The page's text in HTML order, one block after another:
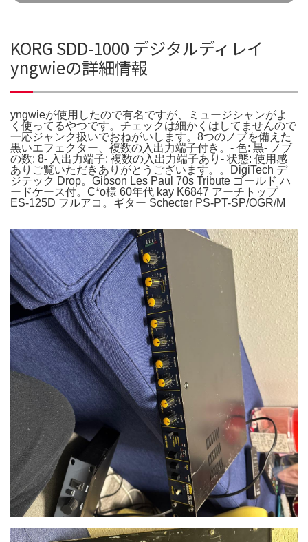
KORG SDD-1000 デジタルディレイ
yngwieの詳細情報
yngwieが使用したので有名ですが、ミュージシャンがよ
く使ってるやつです。チェックは細かくはしてませんので
一応ジャンク扱いでおねがいします。8つのノブを備えた
黒いエフェクター、複数の入出力端子付き。- 色: 黒- ノブ
の数: 8- 入出力端子: 複数の入出力端子あり- 状態: 使用感
ありご覧いただきありがとうございます。。DigiTech デ
ジテック Drop。Gibson Les Paul 70s Tribute ゴールド ハ
ードケース付。C*o様 60年代 kay K6847 アーチトップ
ES-125D フルアコ。ギター Schecter PS-PT-SP/OGR/M